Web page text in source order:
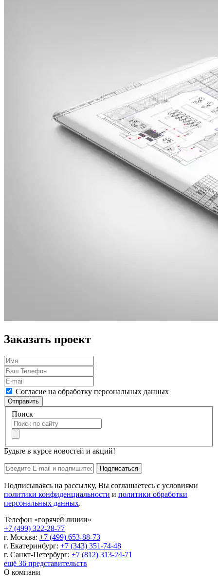
Заказать проект
Согласие на обработку персональных данных
Отправить
Поиск
Будьте в курсе новостей и акций!
Подписаться
Подписываясь на рассылку, Вы соглашаетесь с условиями
политики конфиденциальности и политики обработки
персональных данных.
Телефон «горячей линии»
+7 (499) 322-28-77
г. Москва: +7 (499) 653-88-73
г. Екатеринбург: +7 (343) 351-74-48
г. Санкт-Петербург: +7 (812) 313-24-71
ещё 36 представительств
О компани